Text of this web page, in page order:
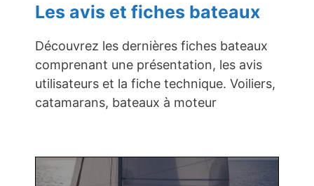
Les avis et fiches bateaux
Découvrez les dernières fiches bateaux
comprenant une présentation, les avis
utilisateurs et la fiche technique. Voiliers,
catamarans, bateaux à moteur